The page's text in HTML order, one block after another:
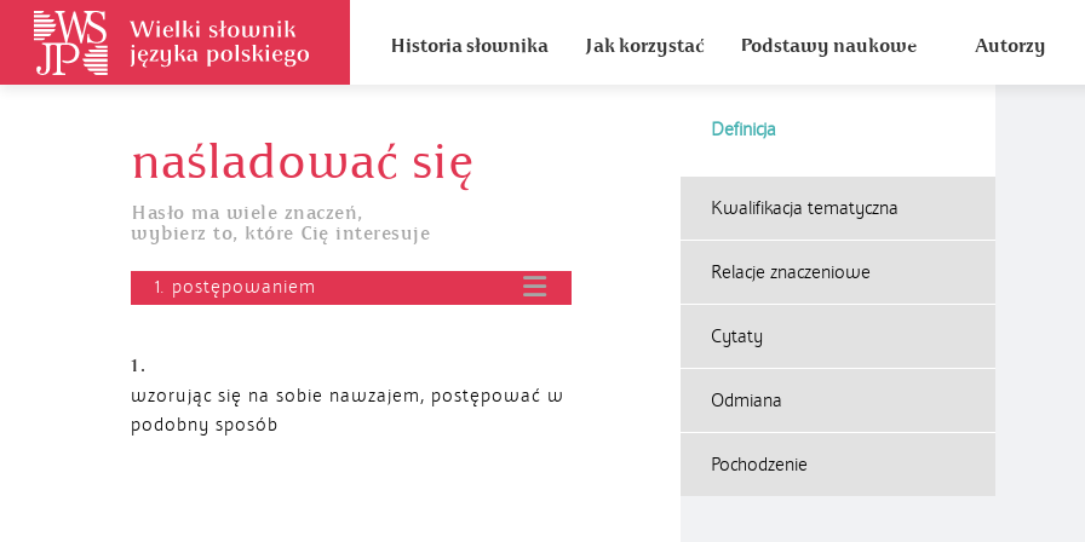
Historia słownika Jak korzystać Podstawy naukowe Autorzy
naśladować się
Hasło ma wiele znaczeń,
wybierz to, które Cię interesuje
1. postępowaniem
Definicja
1.
wzorując się na sobie nawzajem, postępować w
podobny sposób
Kwalifikacja tematyczna
Relacje znaczeniowe
Cytaty
Odmiana
Pochodzenie